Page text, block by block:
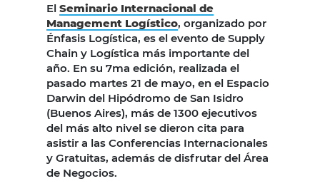
El Seminario Internacional de
Management Logístico, organizado por
Énfasis Logística, es el evento de Supply
Chain y Logística más importante del
año. En su 7ma edición, realizada el
pasado martes 21 de mayo, en el Espacio
Darwin del Hipódromo de San Isidro
(Buenos Aires), más de 1300 ejecutivos
del más alto nivel se dieron cita para
asistir a las Conferencias Internacionales
y Gratuitas, además de disfrutar del Área
de Negocios.